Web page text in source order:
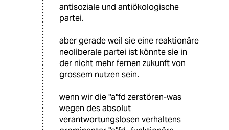
antisoziale und antiökologische
partei.
aber gerade weil sie eine reaktionäre
neoliberale partei ist könnte sie in
der nicht mehr fernen zukunft von
grossem nutzen sein.
wenn wir die "a"fd zerstören-was
wegen des absolut
verantwortungslosen verhaltens